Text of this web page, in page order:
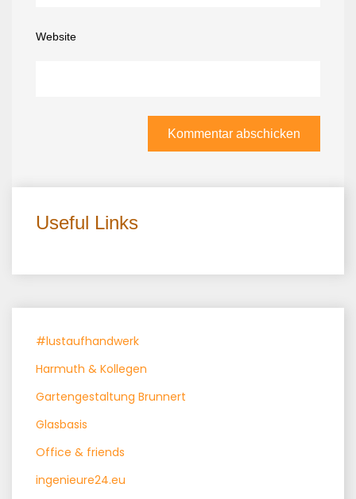
Website
Useful Links
#lustaufhandwerk
Harmuth & Kollegen
Gartengestaltung Brunnert
Glasbasis
Office & friends
ingenieure24.eu